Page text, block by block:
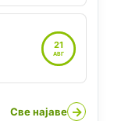
21
АВГ
Све најаве →